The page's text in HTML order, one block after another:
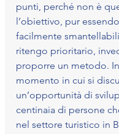
punti, perché non è
l’obiettivo, pur
facilmente
ritengo prioritario,
proporre un metodo.
momento in cui si
un’opportunità di
centinaia di persone
nel settore turistico in